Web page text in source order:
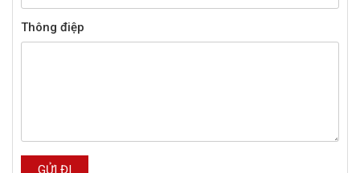
Thông điệp